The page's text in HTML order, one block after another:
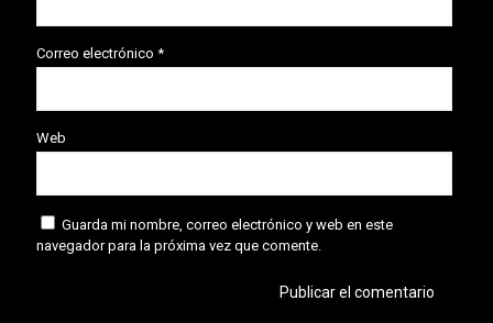
Correo electrónico *
Web
Guarda mi nombre, correo electrónico y web en este
navegador para la próxima vez que comente.